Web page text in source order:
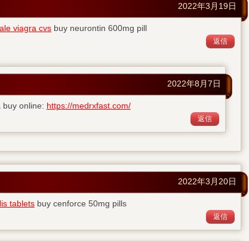
2022年3月19日
viagra cvs buy neurontin 600mg pill
返信
2022年8月7日
buy online: https://medrxfast.com/
返信
2022年3月20日
tablets buy cenforce 50mg pills
返信